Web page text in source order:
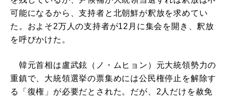
可能になるから、支持者と北朝鮮が釈放を求めてい
た。およそ2万人の支持者が12月に集会を開き、釈放
を呼びかけた。
韓元首相は盧武鉉（ノ・ムヒョン）元大統領勢力の
重鎮で、大統領選挙の票集めには公民権停止を解除す
る「復権」が必要だとされた。だが、2人だけを赦免